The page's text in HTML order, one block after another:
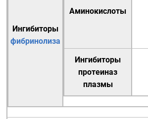
Ингибиторы
фибринолиза
Аминокислоты
Ингибиторы
протеиназ
плазмы